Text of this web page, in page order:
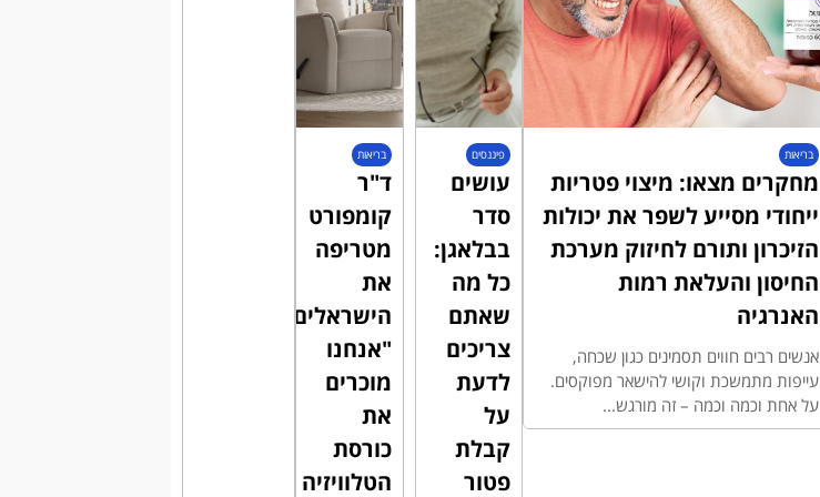
בריאות
מחקרים מצאו: מיצוי פטריות
ייחודי מסייע לשפר את יכולות
הזיכרון ותורם לחיזוק מערכת
החיסון והעלאת רמות
האנרגיה
אנשים רבים חווים תסמינים כגון שכחה,
עייפות מתמשכת וקושי להישאר מפוקסים.
על אחת וכמה וכמה – זה מורגש...
פיננסים
עושים
סדר
בבלאגן:
כל מה
שאתם
צריכים
לדעת
על
קבלת
פטור
בריאות
ד"ר
קומפורט
מטריפה
את
הישראלים:
"אנחנו
מוכרים
את
כורסת
הטלוויזיה